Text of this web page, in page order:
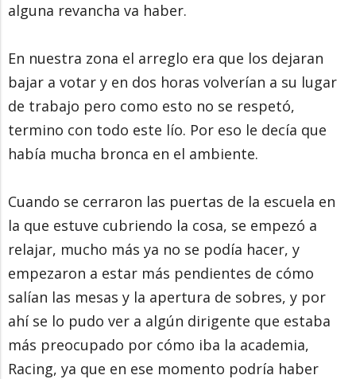
alguna revancha va haber.
En nuestra zona el arreglo era que los dejaran
bajar a votar y en dos horas volverían a su lugar
de trabajo pero como esto no se respetó,
termino con todo este lío. Por eso le decía que
había mucha bronca en el ambiente.
Cuando se cerraron las puertas de la escuela en
la que estuve cubriendo la cosa, se empezó a
relajar, mucho más ya no se podía hacer, y
empezaron a estar más pendientes de cómo
salían las mesas y la apertura de sobres, y por
ahí se lo pudo ver a algún dirigente que estaba
más preocupado por cómo iba la academia,
Racing, ya que en ese momento podría haber